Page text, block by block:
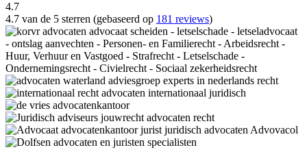
4.7
4.7 van de 5 sterren (gebaseerd op 181 reviews)